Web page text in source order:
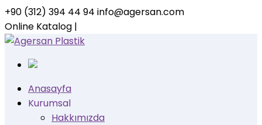
+90 (312) 394 44 94 info@agersan.com
Online Katalog |
Profile
Profile
Anasayfa
Kurumsal
Hakkımızda